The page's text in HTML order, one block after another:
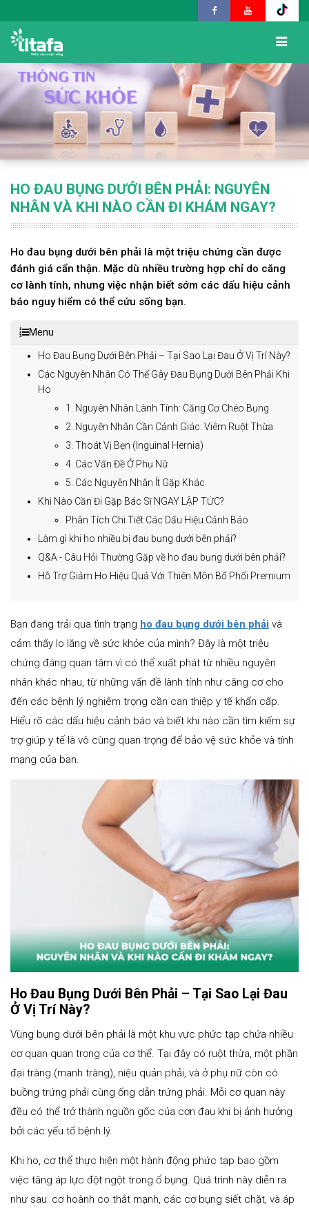
HO ĐAU BỤNG DƯỚI BÊN PHẢI: NGUYÊN
NHÂN VÀ KHI NÀO CẦN ĐI KHÁM NGAY?
Ho đau bụng dưới bên phải là một triệu chứng cần được
đánh giá cẩn thận. Mặc dù nhiều trường hợp chỉ do căng
cơ lành tính, nhưng việc nhận biết sớm các dấu hiệu cảnh
báo nguy hiểm có thể cứu sống bạn.
Menu
Ho Đau Bụng Dưới Bên Phải – Tại Sao Lại Đau Ở Vị Trí Này?
Các Nguyên Nhân Có Thể Gây Đau Bụng Dưới Bên Phải Khi
Ho
1. Nguyên Nhân Lành Tính: Căng Cơ Chéo Bụng
2. Nguyên Nhân Cần Cảnh Giác: Viêm Ruột Thừa
3. Thoát Vị Bẹn (Inguinal Hernia)
4. Các Vấn Đề Ở Phụ Nữ
5. Các Nguyên Nhân Ít Gặp Khác
Khi Nào Cần Đi Gặp Bác Sĩ NGAY LẬP TỨC?
Phân Tích Chi Tiết Các Dấu Hiệu Cảnh Báo
Làm gì khi ho nhiều bị đau bụng dưới bên phải?
Q&A - Câu Hỏi Thường Gặp về ho đau bụng dưới bên phải?
Hỗ Trợ Giảm Ho Hiệu Quả Với Thiên Môn Bổ Phổi Premium
Bạn đang trải qua tình trạng ho đau bụng dưới bên phải và
cảm thấy lo lắng về sức khỏe của mình? Đây là một triệu
chứng đáng quan tâm vì có thể xuất phát từ nhiều nguyên
nhân khác nhau, từ những vấn đề lành tính như căng cơ cho
đến các bệnh lý nghiêm trọng cần can thiệp y tế khẩn cấp.
Hiểu rõ các dấu hiệu cảnh báo và biết khi nào cần tìm kiếm sự
trợ giúp y tế là vô cùng quan trọng để bảo vệ sức khỏe và tính
mạng của bạn.
Ho Đau Bụng Dưới Bên Phải – Tại Sao Lại Đau
Ở Vị Trí Này?
Vùng bụng dưới bên phải là một khu vực phức tạp chứa nhiều
cơ quan quan trọng của cơ thể. Tại đây có ruột thừa, một phần
đại tràng (manh tràng), niệu quản phải, và ở phụ nữ còn có
buồng trứng phải cùng ống dẫn trứng phải. Mỗi cơ quan này
đều có thể trở thành nguồn gốc của cơn đau khi bị ảnh hưởng
bởi các yếu tố bệnh lý.
Khi ho, cơ thể thực hiện một hành động phức tạp bao gồm
việc tăng áp lực đột ngột trong ổ bụng. Quá trình này diễn ra
như sau: cơ hoành co thắt mạnh, các cơ bụng siết chặt, và áp